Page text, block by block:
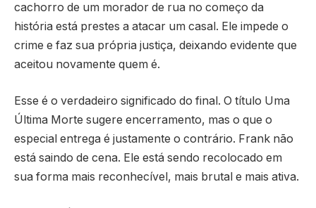
cachorro de um morador de rua no começo da
história está prestes a atacar um casal. Ele impede o
crime e faz sua própria justiça, deixando evidente que
aceitou novamente quem é.
Esse é o verdadeiro significado do final. O título Uma
Última Morte sugere encerramento, mas o que o
especial entrega é justamente o contrário. Frank não
está saindo de cena. Ele está sendo recolocado em
sua forma mais reconhecível, mais brutal e mais ativa.